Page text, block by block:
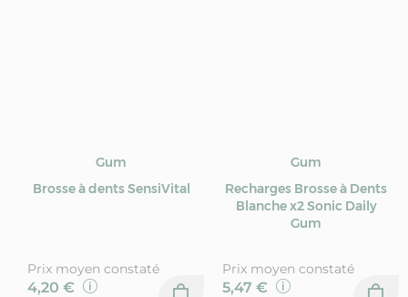
Gum
Brosse à dents SensiVital
Prix moyen constaté
4,20 €
Gum
Recharges Brosse à Dents
Blanche x2 Sonic Daily
Gum
Prix moyen constaté
5,47 €